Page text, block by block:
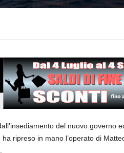
del nuovo governo
, ha ripreso in mano l’operato di